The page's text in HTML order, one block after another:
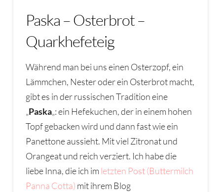
Paska – Osterbrot –
Quarkhefeteig
Während man bei uns einen Osterzopf, ein
Lämmchen, Nester oder ein Osterbrot macht,
gibt es in der russischen Tradition eine
„Paska„: ein Hefekuchen, der in einem hohen
Topf gebacken wird und dann fast wie ein
Panettone aussieht. Mit viel Zitronat und
Orangeat und reich verziert. Ich habe die
liebe Inna, die ich im letzten Post (Buttermilch
Panna Cotta) mit ihrem Blog